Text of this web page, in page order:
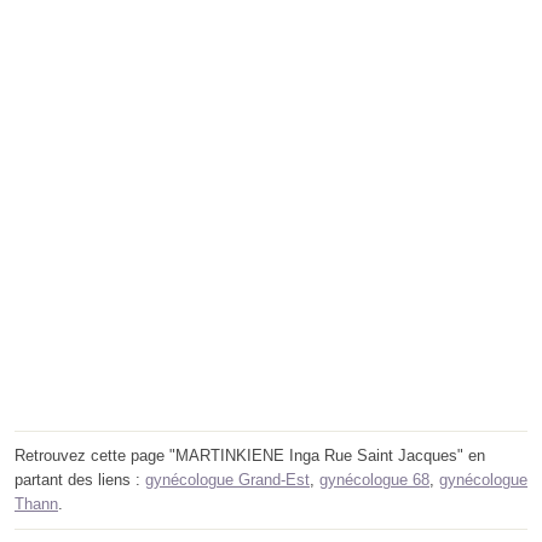
Retrouvez cette page "MARTINKIENE Inga Rue Saint Jacques" en
partant des liens : gynécologue Grand-Est, gynécologue 68, gynécologue
Thann.